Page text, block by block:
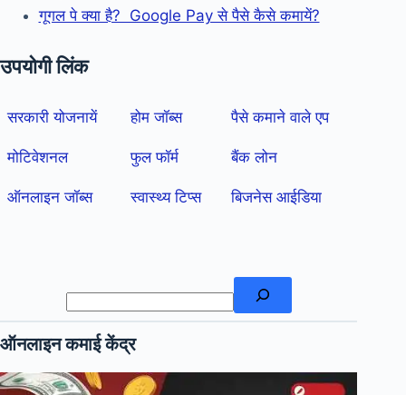
गूगल पे क्या है? Google Pay से पैसे कैसे कमायें?
उपयोगी लिंक
सरकारी योजनायें होम जॉब्स पैसे कमाने वाले एप
मोटिवेशनल फुल फॉर्म बैंक लोन
ऑनलाइन जॉब्स स्वास्थ्य टिप्स बिजनेस आईडिया
ऑनलाइन कमाई केंद्र